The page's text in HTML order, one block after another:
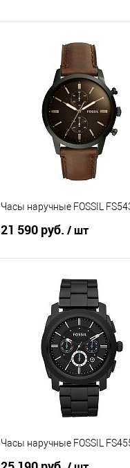
Часы наручные FOSSIL
21 590 руб. / шт
В корзину
Купить в 1 клик
К
В избранное
В
Часы наручные FOSSIL